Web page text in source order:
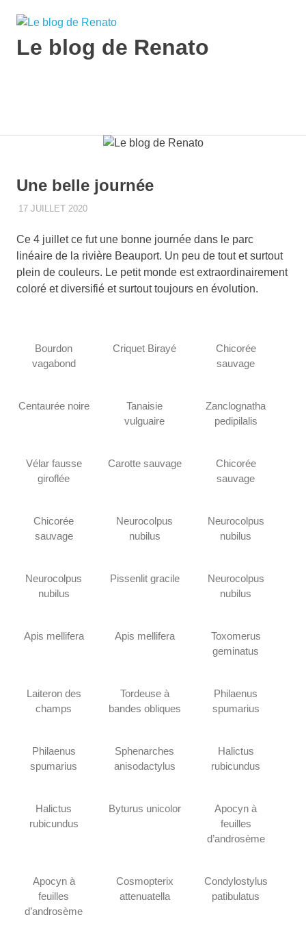
contentLe blog de Renato
Une belle journée
17 JUILLET 2020RENATO
2020
Ce 4 juillet ce fut une bonne journée dans le parc
linéaire de la rivière Beauport. Un peu de tout et surtout
plein de couleurs. Le petit monde est extraordinairement
coloré et diversifié et surtout toujours en évolution.
Bourdon
vagabond
Criquet Birayé
Chicorée
sauvage
Centaurée noire
Tanaisie
vulguaire
Zanclognatha
pedipilalis
Vélar fausse
giroflée
Carotte sauvage
Chicorée
sauvage
Chicorée
sauvage
Neurocolpus
nubilus
Neurocolpus
nubilus
Neurocolpus
nubilus
Pissenlit gracile
Neurocolpus
nubilus
Apis mellifera Apis mellifera
Toxomerus
geminatus
Laiteron des
champs
Tordeuse à
bandes obliques
Philaenus
spumarius
Philaenus
spumarius
Sphenarches
anisodactylus
Halictus
rubicundus
Halictus
rubicundus
Byturus unicolor
Apocyn à
feuilles
d’androsème
Apocyn à
feuilles
d’androsème
Cosmopterix
attenuatella
Condylostylus
patibulatus